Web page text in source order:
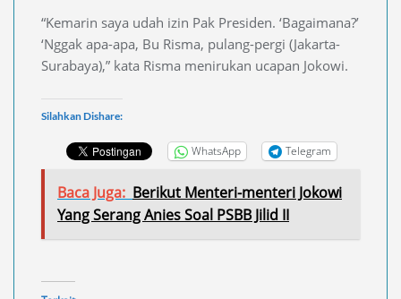
“Kemarin saya udah izin Pak Presiden. ‘Bagaimana?’
‘Nggak apa-apa, Bu Risma, pulang-pergi (Jakarta-
Surabaya),” kata Risma menirukan ucapan Jokowi.
Silahkan Dishare:
WhatsApp Telegram
Baca Juga: Berikut Menteri-menteri Jokowi
Yang Serang Anies Soal PSBB Jilid II